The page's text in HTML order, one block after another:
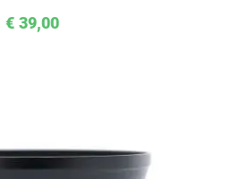
€ 39,00